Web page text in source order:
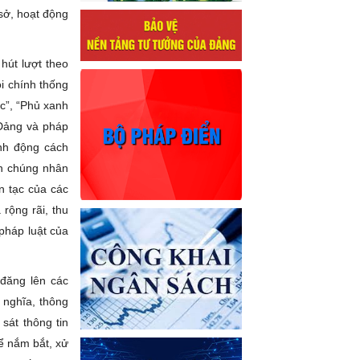
hoạt động
lượt theo
chính thống
“Phủ xanh
và pháp
động cách
chúng nhân
tạc của các
rãi, thu
luật của
lên các
thông
thông tin
nắm bắt, xử